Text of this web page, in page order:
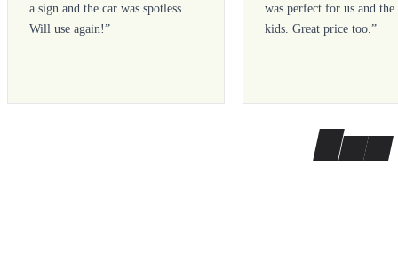
a sign and the car was spotless.
Will use again!”
was perfect for us and the
kids. Great price too.”